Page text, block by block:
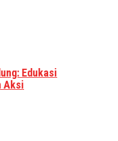
Edukasi
Aksi